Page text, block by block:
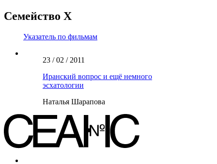
Семейство X
Указатель по фильмам
23 / 02 / 2011
Иранский вопрос и ещё немного
эсхатологии
Наталья Шарапова